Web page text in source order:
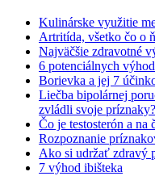
Kulinárske využitie
Artritída, všetko čo o
Najväčšie zdravotné
6 potenciálnych
Borievka a jej 7
Liečba bipolárnej
zvládli svoje príznaky?
Čo je testosterón a na
Rozpoznanie
Ako si udržať zdravý
7 výhod ibišteka